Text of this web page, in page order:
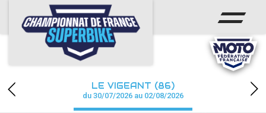
ACCUEIL
CHAMPIONNAT
CALENDRIERLE VIGEANT (86)
du 30/07/2026 au 02/08/2026